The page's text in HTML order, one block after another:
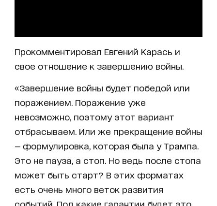
Прокомментировал Евгений Карась и
свое отношение к завершению войны.
«Завершение войны будет победой или
поражением. Поражение уже
невозможно, поэтому этот вариант
отбрасываем. Или же прекращение войны
— формулировка, которая была у Трампа.
Это не пауза, а стоп. Но ведь после стопа
может быть старт? В этих форматах
есть очень много веток развития
событий. Под какие гарантии будет это